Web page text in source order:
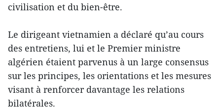
civilisation et du bien-être.
Le dirigeant vietnamien a déclaré qu’au cours
des entretiens, lui et le Premier ministre
algérien étaient parvenus à un large consensus
sur les principes, les orientations et les mesures
visant à renforcer davantage les relations
bilatérales.